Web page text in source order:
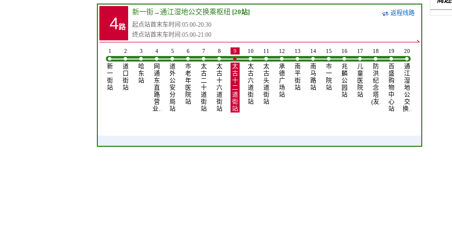
4路
新一街→通江湿地公交换乘枢纽 [20站]
返程线路
起点站首末车时间:05:00-20:30
终点站首末车时间:05:00-21:00
1
新
一
街
站
2
道
口
街
站
3
哈
东
站
4
网
通
东
直
路
营
业…
5
道
外
公
安
分
局
站
6
市
老
年
医
院
站
7
太
古
二
十
道
街
站
8
太
古
十
六
道
街
站
9
太
古
十
二
道
街
站
10
太
古
六
道
街
站
11
太
古
头
道
街
站
12
承
德
广
场
站
13
南
平
街
站
14
南
马
路
站
15
市
一
院
站
16
兆
麟
公
园
站
17
儿
童
医
院
站
18
防
洪
纪
念
塔
(友…
19
百
盛
购
物
中
心
站
20
通
江
湿
地
公
交
换…